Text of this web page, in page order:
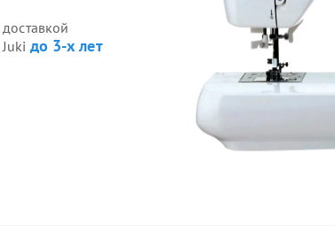
до 3-х лет